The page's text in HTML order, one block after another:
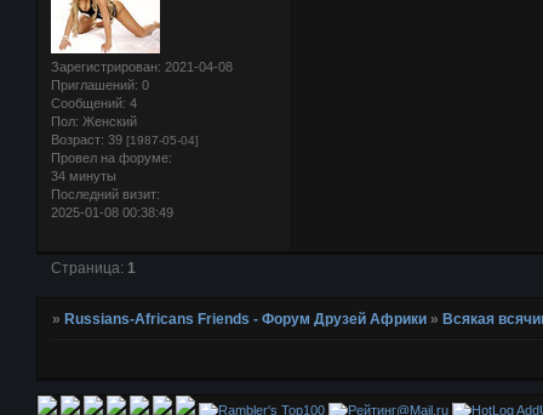
Зарегистрирован: 2021-04-08
Приглашений: 0
Сообщений: 4
Пол: Женский
Возраст: 39 [1987-05-04]
Провел на форуме:
34 минуты
Последний визит:
2025-01-08 00:38:49
Страница: 1
» Russians-Africans Friends - Форум Друзей Африки » Всякая